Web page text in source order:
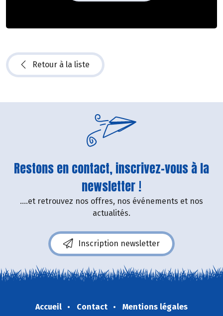
Retour à la liste
Restons en contact, inscrivez-vous à la
newsletter !
....et retrouvez nos offres, nos événements et nos
actualités.
Inscription newsletter
Accueil Contact
Mentions légales